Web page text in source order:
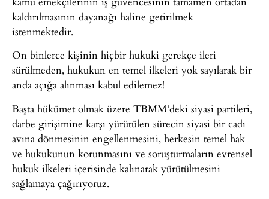
kaldırılmasının dayanağı haline getirilmek
istenmektedir.
On binlerce kişinin hiçbir hukuki gerekçe ileri
sürülmeden, hukukun en temel ilkeleri yok sayılarak bir
anda açığa alınması kabul edilemez!
Başta hükümet olmak üzere TBMM’deki siyasi partileri,
darbe girişimine karşı yürütülen sürecin siyasi bir cadı
avına dönmesinin engellenmesini, herkesin temel hak
ve hukukunun korunmasını ve soruşturmaların evrensel
hukuk ilkeleri içerisinde kalınarak yürütülmesini
sağlamaya çağırıyoruz.